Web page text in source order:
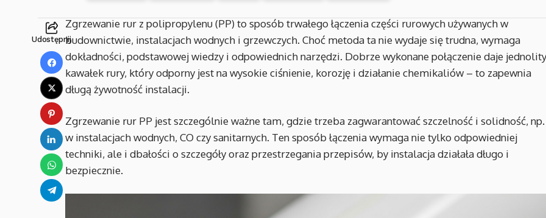
Udostępnij
Zgrzewanie rur z polipropylenu (PP) to sposób trwałego łączenia części rurowych używanych w
budownictwie, instalacjach wodnych i grzewczych. Choć metoda ta nie wydaje się trudna, wymaga
dokładności, podstawowej wiedzy i odpowiednich narzędzi. Dobrze wykonane połączenie daje jednolity
kawałek rury, który odporny jest na wysokie ciśnienie, korozję i działanie chemikaliów – to zapewnia
długą żywotność instalacji.
Zgrzewanie rur PP jest szczególnie ważne tam, gdzie trzeba zagwarantować szczelność i solidność, np.
w instalacjach wodnych, CO czy sanitarnych. Ten sposób łączenia wymaga nie tylko odpowiedniej
techniki, ale i dbałości o szczegóły oraz przestrzegania przepisów, by instalacja działała długo i
bezpiecznie.